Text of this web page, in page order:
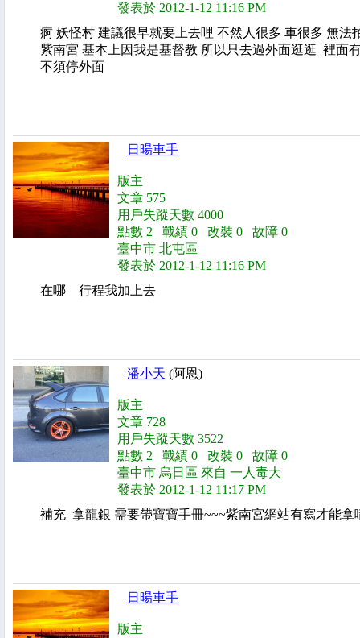
發表於 2012-1-12 11:16 PM
痾 妖怪村 建議很早就要上去哩 不然人很多 車很多 無法
紫南宮 基本上因我是基督教 所以只去過外面逛逛 裡面
不須停外面
日暘車手
版主
文章 575
用戶失蹤天數 4000
點數 2 戰績 0 改裝 0 故障 0
臺中市 北屯區
發表於 2012-1-12 11:16 PM
在哪 行程我加上去
潘小天 (阿恩)
版主
文章 728
用戶失蹤天數 3522
點數 2 戰績 0 改裝 0 故障 0
臺中市 烏日區 來自 一人毒大
發表於 2012-1-12 11:17 PM
補充 拿龍銀 需要帶寶寶手冊~~~紫南宮網站有寫才能拿
日暘車手
版主